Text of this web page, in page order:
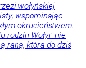
wołyńskiej
wspominając
okrucieństwem.
rodzin Wołyń nie
raną, która do dziś